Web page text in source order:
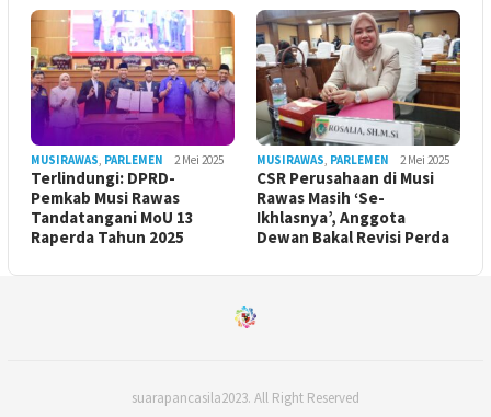
MUSIRAWAS PARLEMEN 2 Mei 2025
Terlindungi: DPRD-
Pemkab Musi Rawas
Tandatangani MoU 13
Raperda Tahun 2025
MUSIRAWAS PARLEMEN 2 Mei 2025
CSR Perusahaan di Musi
Rawas Masih ‘Se-
Ikhlasnya’, Anggota
Dewan Bakal Revisi Perda ‎
suarapancasila2023. All Right Reserved